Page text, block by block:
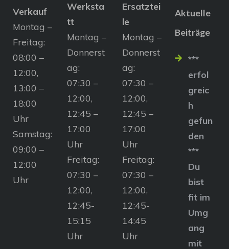
Verkauf
Montag –
Freitag:
08:00 –
12:00,
13:00 –
18:00
Uhr
Samstag:
09:00 –
12:00
Uhr
Werksta
tt
Montag –
Donnerst
ag:
07:30 –
12:00,
12:45 –
17:00
Uhr
Freitag:
07:30 –
12:00,
12:45-
15:15
Uhr
Ersatztei
le
Montag –
Donnerst
ag:
07:30 –
12:00,
12:45 –
17:00
Uhr
Freitag:
07:30 –
12:00,
12:45-
14:45
Uhr
Aktuelle
Beiträge
***
erfol
greic
h
gefun
den
***
Du
bist
fit im
Umg
ang
mit